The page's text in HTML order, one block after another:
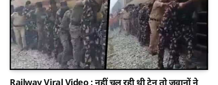
Railway Viral Video : नहीं चल रही थी ट्रेन तो जवानों ने